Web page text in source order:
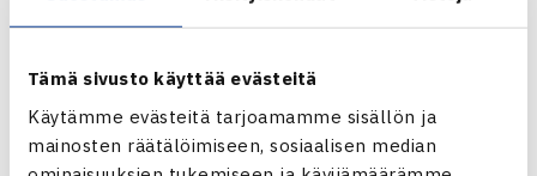
Tämä sivusto käyttää evästeitä
Käytämme evästeitä tarjoamamme sisällön ja
mainosten räätälöimiseen, sosiaalisen median